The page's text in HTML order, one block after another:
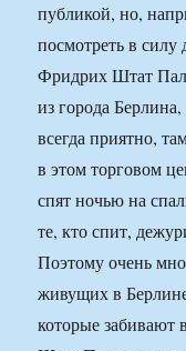
публикой, но,
посмотреть в силу
Фридрих Штат
из города
всегда приятно,
в этом торговом
спят ночью на
те, кто спит,
Поэтому очень
живущих в
которые